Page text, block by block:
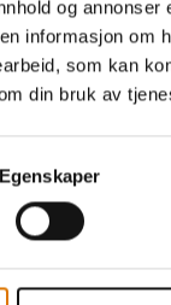
og
informasjon om
som kan
din bruk av
Egenskaper